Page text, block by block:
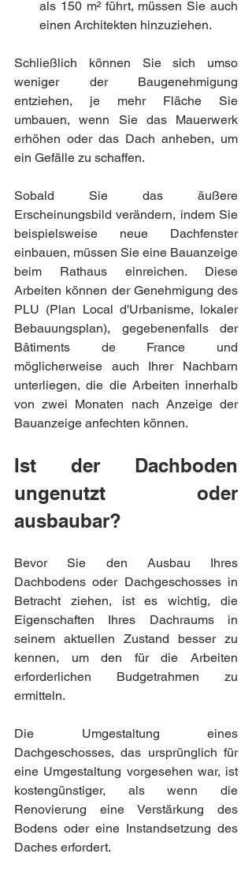
als 150 m² führt, müssen Sie auch
einen Architekten hinzuziehen.
Schließlich können Sie sich umso
weniger der Baugenehmigung
entziehen, je mehr Fläche Sie
umbauen, wenn Sie das Mauerwerk
erhöhen oder das Dach anheben, um
ein Gefälle zu schaffen.
Sobald Sie das äußere
Erscheinungsbild verändern, indem Sie
beispielsweise neue Dachfenster
einbauen, müssen Sie eine Bauanzeige
beim Rathaus einreichen. Diese
Arbeiten können der Genehmigung des
PLU (Plan Local d'Urbanisme, lokaler
Bebauungsplan), gegebenenfalls der
Bâtiments de France und
möglicherweise auch Ihrer Nachbarn
unterliegen, die die Arbeiten innerhalb
von zwei Monaten nach Anzeige der
Bauanzeige anfechten können.
Ist der Dachboden
ungenutzt oder
ausbaubar?
Bevor Sie den Ausbau Ihres
Dachbodens oder Dachgeschosses in
Betracht ziehen, ist es wichtig, die
Eigenschaften Ihres Dachraums in
seinem aktuellen Zustand besser zu
kennen, um den für die Arbeiten
erforderlichen Budgetrahmen zu
ermitteln.
Die Umgestaltung eines
Dachgeschosses, das ursprünglich für
eine Umgestaltung vorgesehen war, ist
kostengünstiger, als wenn die
Renovierung eine Verstärkung des
Bodens oder eine Instandsetzung des
Daches erfordert.